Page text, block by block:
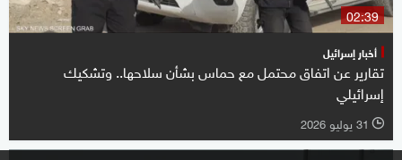
02:39
أخبار إسرائيل
تقارير عن اتفاق محتمل مع حماس بشأن سلاحها.. وتشكيك
إسرائيلي
l 31 يوليو 2026